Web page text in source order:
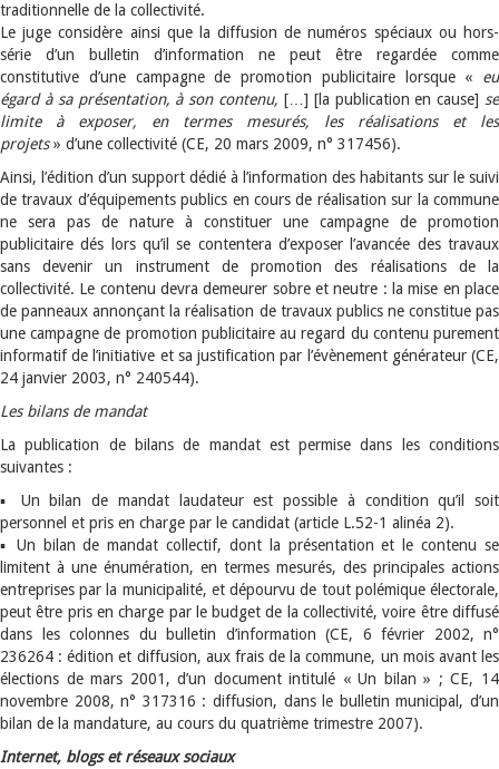
traditionnelle de la collectivité.
Le juge considère ainsi que la diffusion de numéros spéciaux ou hors-
série d’un bulletin d’information ne peut être regardée comme
constitutive d’une campagne de promotion publicitaire lorsque « eu
égard à sa présentation, à son contenu, […] [la publication en cause] se
limite à exposer, en termes mesurés, les réalisations et les
projets» d’une collectivité (CE, 20 mars 2009, n° 317456).
Ainsi, l’édition d’un support dédié à l’information des habitants sur le suivi
de travaux d’équipements publics en cours de réalisation sur la commune
ne sera pas de nature à constituer une campagne de promotion
publicitaire dés lors qu’il se contentera d’exposer l’avancée des travaux
sans devenir un instrument de promotion des réalisations de la
collectivité. Le contenu devra demeurer sobre et neutre : la mise en place
de panneaux annonçant la réalisation de travaux publics ne constitue pas
une campagne de promotion publicitaire au regard du contenu purement
informatif de l’initiative et sa justification par l’évènement générateur (CE,
24 janvier 2003, n° 240544).
Les bilans de mandat
La publication de bilans de mandat est permise dans les conditions
suivantes :
▪ Un bilan de mandat laudateur est possible à condition qu’il soit
personnel et pris en charge par le candidat (article L.52-1 alinéa 2).
▪ Un bilan de mandat collectif, dont la présentation et le contenu se
limitent à une énumération, en termes mesurés, des principales actions
entreprises par la municipalité, et dépourvu de tout polémique électorale,
peut être pris en charge par le budget de la collectivité, voire être diffusé
dans les colonnes du bulletin d’information (CE, 6 février 2002, n°
236264 : édition et diffusion, aux frais de la commune, un mois avant les
élections de mars 2001, d’un document intitulé « Un bilan » ; CE, 14
novembre 2008, n° 317316 : diffusion, dans le bulletin municipal, d’un
bilan de la mandature, au cours du quatrième trimestre 2007).
Internet, blogs et réseaux sociaux